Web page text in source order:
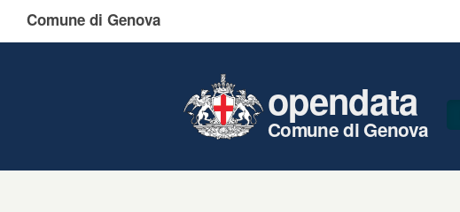
Comune di Genova
opendata
Comune di Genova